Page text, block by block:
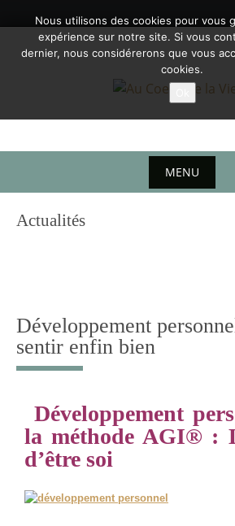
MENU
Actualités
Développement
sentir enfin bien
Développement
la méthode AGI® :
d’être soi
Nous utilisons des cookies pour vous
expérience sur notre site. Si vous
dernier, nous considérerons que vous
cookies.